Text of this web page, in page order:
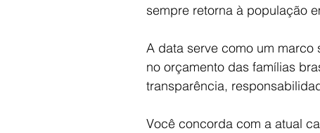
sempre retorna à população
A data serve como um
no orçamento das famílias
transparência,
Você concorda com a atual